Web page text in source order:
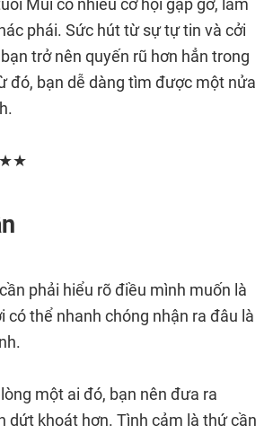
Mùi có nhiều cơ hội gặp gỡ, làm
phái. Sức hút từ sự tự tin và cởi
trở nên quyến rũ hơn hẳn trong
đó, bạn dễ dàng tìm được một nửa
phải hiểu rõ điều mình muốn là
có thể nhanh chóng nhận ra đâu là
một ai đó, bạn nên đưa ra
dứt khoát hơn. Tình cảm là thứ cần